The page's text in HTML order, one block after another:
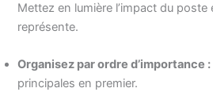
Mettez en lumière l’impact du poste
représente.
Organisez par ordre d’importance :
principales en premier.